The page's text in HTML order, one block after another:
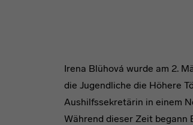
Irena Blühová wurde am 2.
die Jugendliche die Höhere
Aushilfssekretärin in einem
Während dieser Zeit begann